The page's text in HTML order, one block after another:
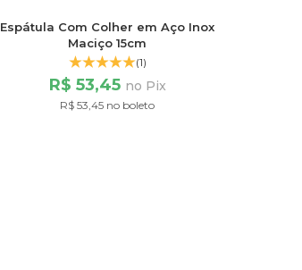
Espátula Com Colher em Aço Inox
Maciço 15cm
(1)
R$ 53,45 no Pix
R$ 53,45 no boleto